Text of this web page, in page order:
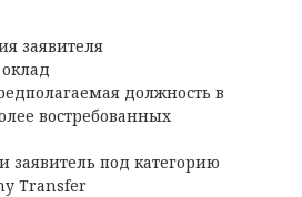
заявителя
должность в
востребованных
заявитель под категорию
Transfer